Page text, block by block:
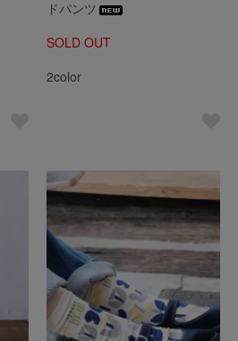
ドパンツ
SOLD OUT
2color